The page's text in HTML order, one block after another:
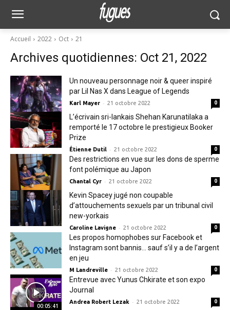
Accueil 2022 Oct 21
Archives quotidiennes: Oct 21, 2022
Un nouveau personnage noir & queer inspiré
par Lil Nas X dans League of Legends
Karl Mayer - 21 octobre 2022 0
L’écrivain sri-lankais Shehan Karunatilaka a
remporté le 17 octobre le prestigieux Booker
Prize
Étienne Dutil - 21 octobre 2022 0
Des restrictions en vue sur les dons de sperme
font polémique au Japon
Chantal Cyr - 21 octobre 2022 0
Kevin Spacey jugé non coupable
d’attouchements sexuels par un tribunal civil
new-yorkais
Caroline Lavigne - 21 octobre 2022 0
Les propos homophobes sur Facebook et
Instagram sont bannis… sauf s’il y a de l’argent
en jeu
M Landreville - 21 octobre 2022 0
00:05:41
Entrevue avec Yunus Chkirate et son expo
Journal
Andrea Robert Lezak - 21 octobre 2022 0